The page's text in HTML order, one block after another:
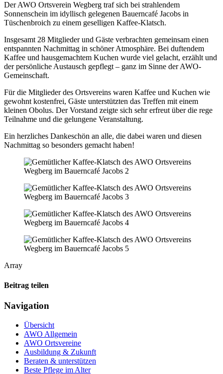
Der AWO Ortsverein Wegberg traf sich bei strahlendem
Sonnenschein im idyllisch gelegenen Bauerncafé Jacobs in
Tüschenbroich zu einem geselligen Kaffee-Klatsch.
Insgesamt 28 Mitglieder und Gäste verbrachten gemeinsam einen
entspannten Nachmittag in schöner Atmosphäre. Bei duftendem
Kaffee und hausgemachtem Kuchen wurde viel gelacht, erzählt und
der persönliche Austausch gepflegt – ganz im Sinne der AWO-
Gemeinschaft.
Für die Mitglieder des Ortsvereins waren Kaffee und Kuchen wie
gewohnt kostenfrei, Gäste unterstützten das Treffen mit einem
kleinen Obolus. Der Vorstand zeigte sich sehr erfreut über die rege
Teilnahme und die gelungene Veranstaltung.
Ein herzliches Dankeschön an alle, die dabei waren und diesen
Nachmittag so besonders gemacht haben!
Array
Beitrag teilen
Navigation
Übersicht
AWO Allgemein
AWO Ortsvereine
Ausbildung & Zukunft
Beraten & unterstützen
Beste Pflege im Alter